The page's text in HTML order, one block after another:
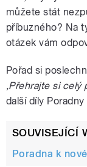
můžete stát
příbuzného? Na
otázek vám
Pořad si
‚Přehrajte si celý
další díly
SOUVISEJÍCÍ
Poradna k